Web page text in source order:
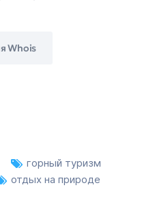
Whois
горный туризм
отдых на природе